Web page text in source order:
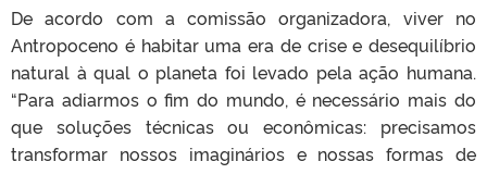
De acordo com a comissão organizadora, viver no
Antropoceno é habitar uma era de crise e desequilíbrio
natural à qual o planeta foi levado pela ação humana.
“Para adiarmos o fim do mundo, é necessário mais do
que soluções técnicas ou econômicas: precisamos
transformar nossos imaginários e nossas formas de